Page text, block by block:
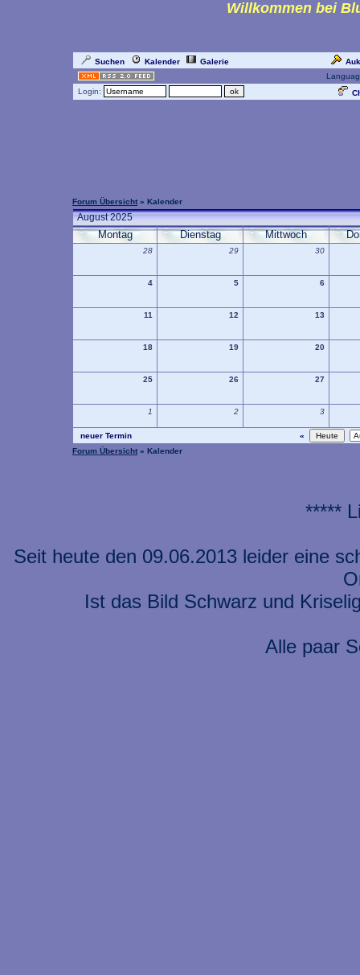
Willkommen bei
Suchen Kalender Galerie
Login:
Forum Übersicht » Kalender
August 2025
Montag Dienstag Mittwoch
28 29 30
4 5 6
11 12 13
18 19 20
25 26 27
1 2 3
neuer Termin
«
Forum Übersicht » Kalender
*****
Seit heute den 09.06.2013 leider eine
Ist das Bild Schwarz und
Alle paar